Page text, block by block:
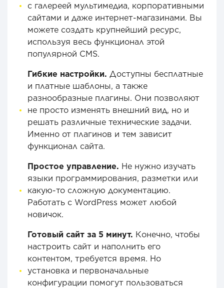
с галереей мультимедиа, корпоративными
сайтами и даже интернет-магазинами. Вы
можете создать крупнейший ресурс,
используя весь функционал этой
популярной CMS.
Гибкие настройки. Доступны бесплатные
и платные шаблоны, а также
разнообразные плагины. Они позволяют
не просто изменять внешний вид, но и
решать различные технические задачи.
Именно от плагинов и тем зависит
функционал сайта.
Простое управление. Не нужно изучать
языки программирования, разметки или
какую-то сложную документацию.
Работать с WordPress может любой
новичок.
Готовый сайт за 5 минут. Конечно, чтобы
настроить сайт и наполнить его
контентом, требуется время. Но
установка и первоначальные
конфигурации помогут пользоваться